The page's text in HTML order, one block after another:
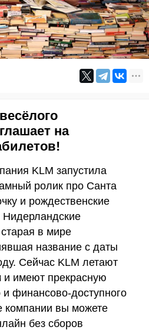
на
KLM запустила
ролик про Санта
и рождественские
Нидерландские
в мире
название с даты
Сейчас KLM летают
и имеют прекрасную
финансово-доступного
компании вы можете
без сборов